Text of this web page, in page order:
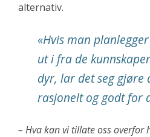
alternativ.
«Hvis man
ut i fra de
dyr, lar det seg gjøre
rasjonelt og godt for
– Hva kan vi tillate oss overfor